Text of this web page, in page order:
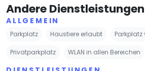
Andere Dienstleistungen
ALLGEMEIN
Parkplatz Haustiere erlaubt Parkplatz
Privatparkplatz WLAN in allen Bereichen